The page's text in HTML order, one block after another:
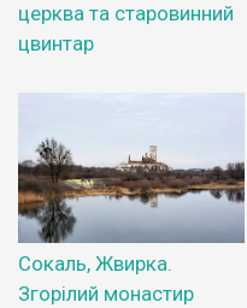
церква та старовинний
цвинтар
Сокаль, Жвирка.
Згорілий монастир